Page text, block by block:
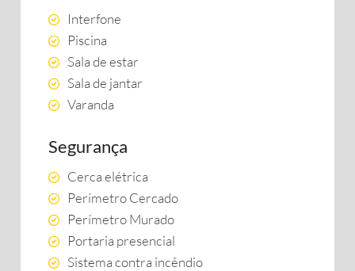
Interfone
Piscina
Sala de estar
Sala de jantar
Varanda
Segurança
Cerca elétrica
Perímetro Cercado
Perímetro Murado
Portaria presencial
Sistema contra incêndio